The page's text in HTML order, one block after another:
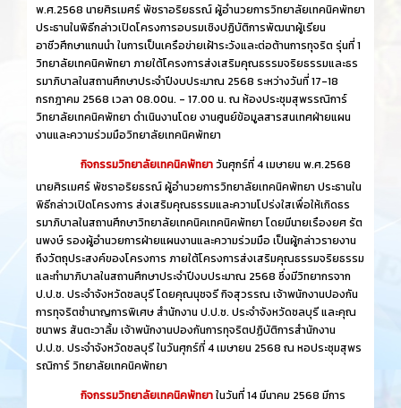
พ.ศ.2568 นายศิรเมศร์ พัชราอริยธรณ์ ผู้อำนวยการวิทยาลัยเทคนิคพัทยา
ประธานในพิธีกล่าวเปิดโครงการอบรมเชิงปฏิบัติการพัฒนาผู้เรียน
อาชีวศึกษาแกนนำ ในการเป็นเครือข่ายเฝ้าระวังและต่อต้านการทุจริต รุ่นที่ 1
วิทยาลัยเทคนิคพัทยา ภายใต้โครงการส่งเสริมคุณธรรมจริยธรรมและธร
รมาภิบาลในสถานศึกษาประจำปีงบประมาณ 2568 ระหว่างวันที่ 17-18
กรกฎาคม 2568 เวลา 08.00น. - 17.00 น. ณ ห้องประชุมสุพรรณิการ์
วิทยาลัยเทคนิคพัทยา ดำเนินงานโดย งานศูนย์ข้อมูลสารสนเทศฝ่ายแผน
งานและความร่วมมือวิทยาลัยเทคนิคพัทยา
กิจกรรมวิทยาลัยเทคนิคพัทยาวันศุกร์ที่ 4 เมษายน พ.ศ.2568
นายศิรเมศร์ พัชราอริยธรณ์ ผู้อำนวยการวิทยาลัยเทคนิคพัทยา ประธานใน
พิธีกล่าวเปิดโครงการ ส่งเสริมคุณธรรมและความโปร่งใสเพื่อให้เกิดธร
รมาภิบาลในสถานศึกษาวิทยาลัยเทคนิคเทคนิคพัทยา โดยมีนายเรืองยศ รัต
นพงษ์ รองผู้อำนวยการฝ่ายแผนงานและความร่วมมือ เป็นผู้กล่าวรายงาน
ถึงวัตถุประสงค์ของโครงการ ภายใต้โครงการส่งเสริมคุณธรรมจริยธรรม
และทำมาภิบาลในสถานศึกษาประจำปีงบประมาณ 2568 ซึ่งมีวิทยากรจาก
ป.ป.ช. ประจำจังหวัดชลบุรี โดยคุณนุชจรี กิจสุวรรณ เจ้าพนักงานปองกัน
การทุจริตชำนาญการพิเศษ สำนักงาน ป.ป.ช. ประจำจังหวัดชลบุรี และคุณ
ชนาพร สันตะวาลิ้ม เจ้าพนักงานปองกันการทุจริตปฏิบัติการสำนักงาน
ป.ป.ช. ประจำจังหวัดชลบุรี ในวันศุกร์ที่ 4 เมษายน 2568 ณ หอประชุมสุพร
รณิการ์ วิทยาลัยเทคนิคพัทยา
กิจกรรมวิทยาลัยเทคนิคพัทยาในวันที่ 14 มีนาคม 2568 มีการ